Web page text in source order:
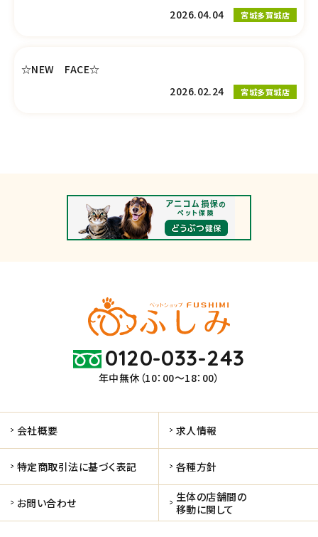
2026.04.04
宮城多賀城店
☆NEW FACE☆
2026.02.24
宮城多賀城店
0120-033-243
年中無休（10：00～18：00）
会社概要 求人情報
特定商取引法に基づく表記 各種方針
お問い合わせ
生体の店舗間の
移動に関して